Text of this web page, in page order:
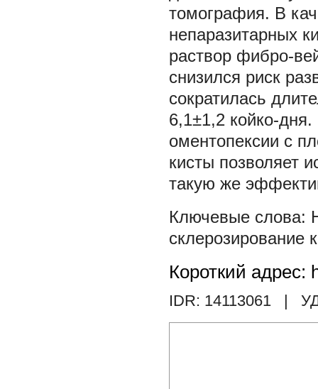
томография. В
непаразитарных
раствор фибро-
снизился риск
сократилась
6,1±1,2 койко-
оментопексии с
кисты позволяет
такую же
склерозирование
Короткий адрес:
IDR: 14113061 |